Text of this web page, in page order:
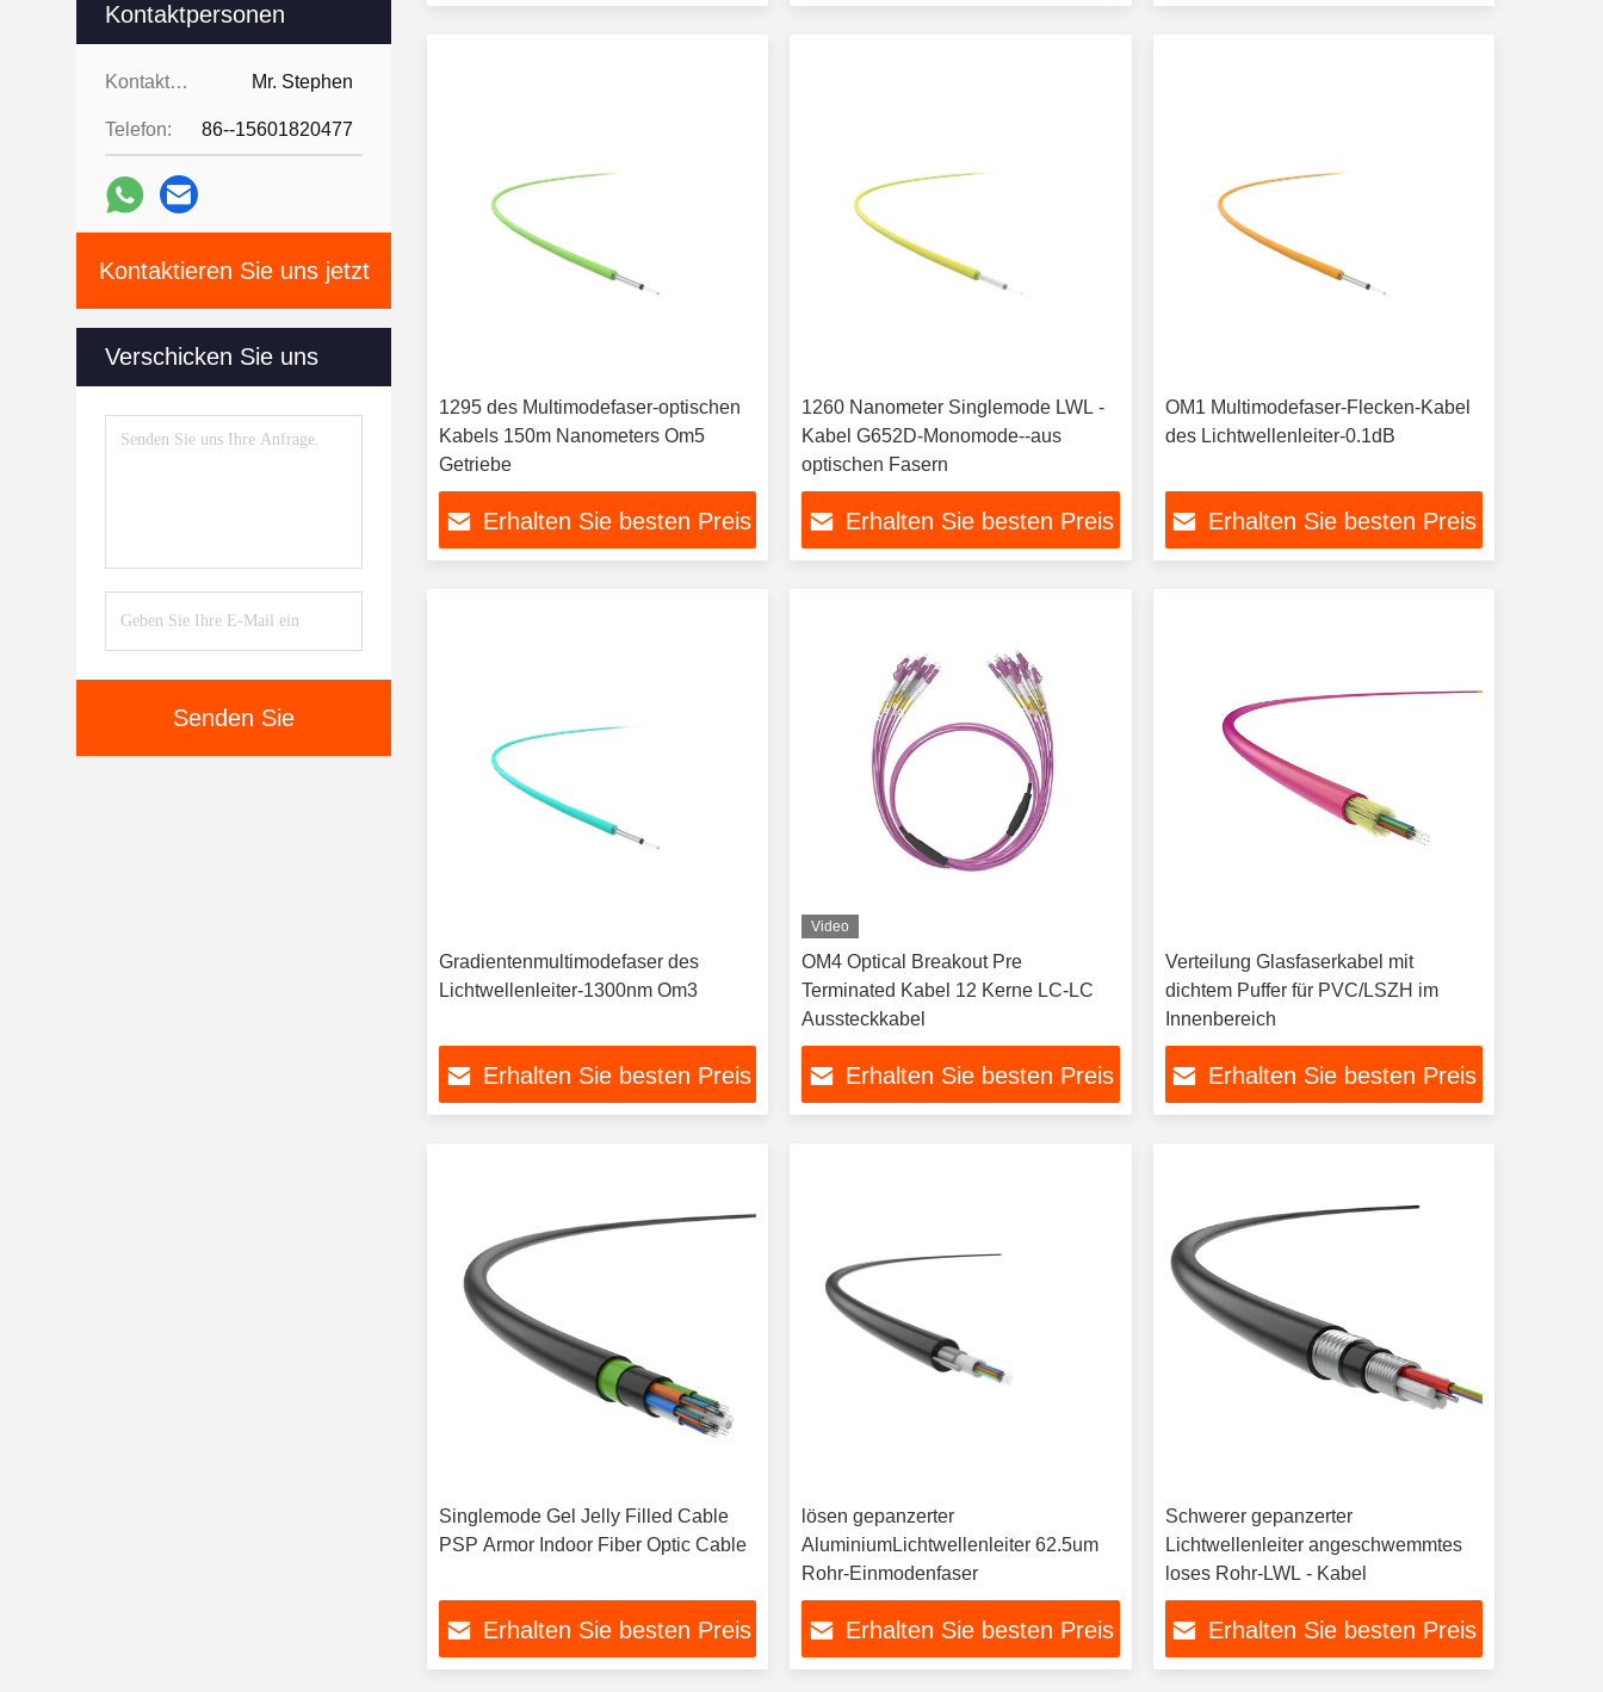
Kontaktpersonen
Kontaktpersonen: Mr. Stephen
Telefon: 86--15601820477
Kontaktieren Sie uns jetzt
Verschicken Sie uns
Senden Sie
1295 des Multimodefaser-optischen
Kabels 150m Nanometers Om5
Getriebe
Erhalten Sie besten Preis
1260 Nanometer Singlemode LWL -
Kabel G652D-Monomode--aus
optischen Fasern
Erhalten Sie besten Preis
OM1 Multimodefaser-Flecken-Kabel
des Lichtwellenleiter-0.1dB
Erhalten Sie besten Preis
Gradientenmultimodefaser des
Lichtwellenleiter-1300nm Om3
Erhalten Sie besten Preis
Video
OM4 Optical Breakout Pre
Terminated Kabel 12 Kerne LC-LC
Aussteckkabel
Erhalten Sie besten Preis
Verteilung Glasfaserkabel mit
dichtem Puffer für PVC/LSZH im
Innenbereich
Erhalten Sie besten Preis
Singlemode Gel Jelly Filled Cable
PSP Armor Indoor Fiber Optic Cable
Erhalten Sie besten Preis
lösen gepanzerter
AluminiumLichtwellenleiter 62.5um
Rohr-Einmodenfaser
Erhalten Sie besten Preis
Schwerer gepanzerter
Lichtwellenleiter angeschwemmtes
loses Rohr-LWL - Kabel
Erhalten Sie besten Preis